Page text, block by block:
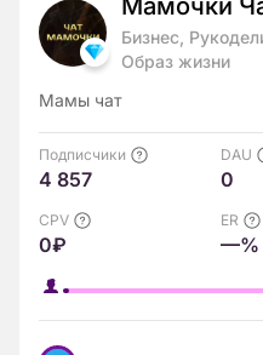
Мамочки
Бизнес,
Образ жизни
Мамы чат
Подписчики
4 857
DAU
0
CPV
0₽
ER
—%